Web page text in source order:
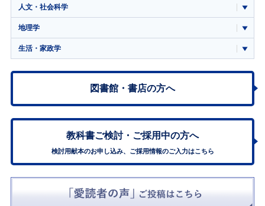
人文・社会科学
地理学
生活・家政学
図書館・書店の方へ
教科書ご検討・ ご採用中の方へ
検討用献本のお申し込み、ご採用情報のご入力はこちら